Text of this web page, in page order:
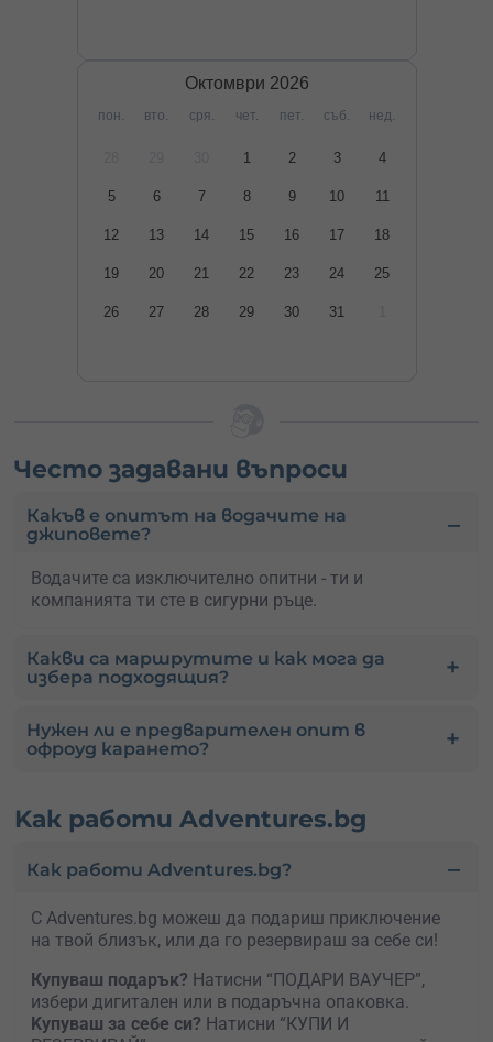
Октомври 2026
пон. вто. сря. чет. пет. съб. нед.
1 2 3 4
5 6 7 8 9 10 11
12 13 14 15 16 17 18
19 20 21 22 23 24 25
26 27 28 29 30 31
Често задавани въпроси
Какъв е опитът на водачите на
джиповете?
Водачите са изключително опитни - ти и
компанията ти сте в сигурни ръце.
Какви са маршрутите и как мога да
избера подходящия?
Нужен ли е предварителен опит в
офроуд карането?
Kак работи Adventures.bg
Как работи Adventures.bg?
С Adventures.bg можеш да подариш приключение
на твой близък, или да го резервираш за себе си!
Купуваш подарък? Натисни “ПОДАРИ ВАУЧЕР”,
избери дигитален или в подаръчна опаковка.
Kупуваш за себе си? Натисни “КУПИ И